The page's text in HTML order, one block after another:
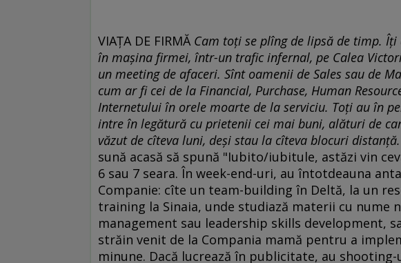
VIAŢA DE FIRMĂ Cam toţi se plîng de lipsă de timp.
în maşina firmei, într-un trafic infernal, pe Calea
un meeting de afaceri. Sînt oamenii de Sales sau de
cum ar fi cei de la Financial, Purchase, Human
Internetului în orele moarte de la serviciu. Toţi au în
intre în legătură cu prietenii cei mai buni, alături de
văzut de cîteva luni, deşi stau la cîteva blocuri
sună acasă să spună "Iubito/iubitule, astăzi vin
6 sau 7 seara. În week-end-uri, au întotdeauna
Companie: cîte un team-building în Deltă, la un
training la Sinaia, unde studiază materii cu nume
management sau leadership skills development,
străin venit de la Compania mamă pentru a
minune. Dacă lucrează în publicitate, au